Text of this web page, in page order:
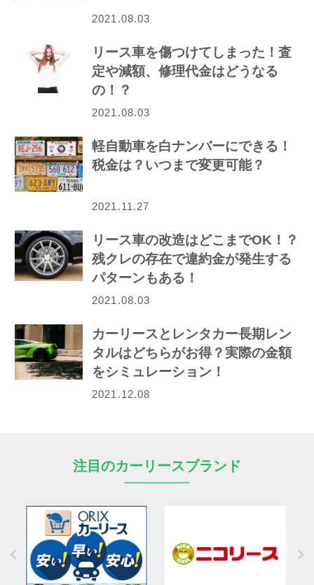
2021.08.03
リース車を傷つけてしまった！査
定や減額、修理代金はどうなる
の！？
2021.08.03
軽自動車を白ナンバーにできる！
税金は？いつまで変更可能？
2021.11.27
リース車の改造はどこまでOK！？
残クレの存在で違約金が発生する
パターンもある！
2021.08.03
カーリースとレンタカー長期レン
タルはどちらがお得？実際の金額
をシミュレーション！
2021.12.08
注目のカーリースブランド